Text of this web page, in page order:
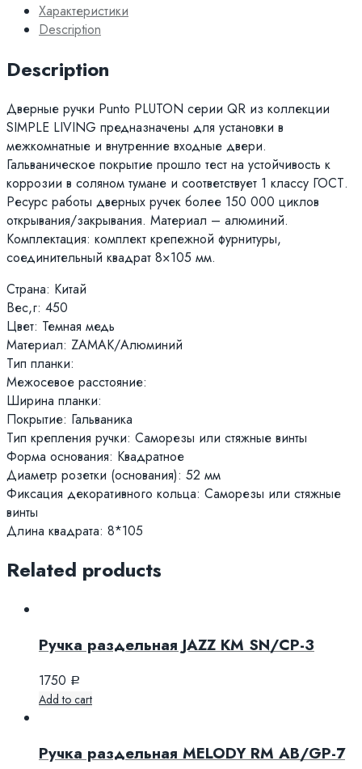
Характеристики
Description
Description
Дверные ручки Punto PLUTON серии QR из коллекции
SIMPLE LIVING предназначены для установки в
межкомнатные и внутренние входные двери.
Гальваническое покрытие прошло тест на устойчивость к
коррозии в соляном тумане и соответствует 1 классу ГОСТ.
Ресурс работы дверных ручек более 150 000 циклов
открывания/закрывания. Материал – алюминий.
Комплектация: комплект крепежной фурнитуры,
соединительный квадрат 8×105 мм.
Страна: Китай
Вес,г: 450
Цвет: Темная медь
Материал: ZAMAK/Алюминий
Тип планки:
Межосевое расстояние:
Ширина планки:
Покрытие: Гальваника
Тип крепления ручки: Саморезы или стяжные винты
Форма основания: Квадратное
Диаметр розетки (основания): 52 мм
Фиксация декоративного кольца: Саморезы или стяжные
винты
Длина квадрата: 8*105
Related products
Ручка раздельная JAZZ KM SN/CP-3
1750 Р
Add to cart
Ручка раздельная MELODY RM AB/GP-7